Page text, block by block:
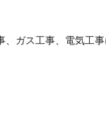
、ガス工事、電気工